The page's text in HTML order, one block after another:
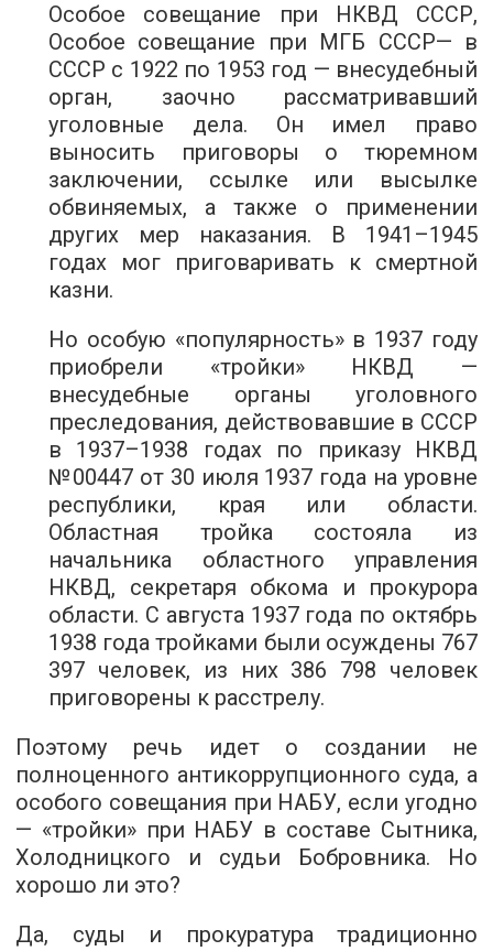
Особое совещание при НКВД СССР,
Особое совещание при МГБ СССР— в
СССР с 1922 по 1953 год — внесудебный
орган, заочно рассматривавший
уголовные дела. Он имел право
выносить приговоры о тюремном
заключении, ссылке или высылке
обвиняемых, а также о применении
других мер наказания. В 1941–1945
годах мог приговаривать к смертной
казни.
Но особую «популярность» в 1937 году
приобрели «тройки» НКВД —
внесудебные органы уголовного
преследования, действовавшие в СССР
в 1937–1938 годах по приказу НКВД
№00447 от 30 июля 1937 года на уровне
республики, края или области.
Областная тройка состояла из
начальника областного управления
НКВД, секретаря обкома и прокурора
области. С августа 1937 года по октябрь
1938 года тройками были осуждены 767
397 человек, из них 386 798 человек
приговорены к расстрелу.
Поэтому речь идет о создании не
полноценного антикоррупционного суда, а
особого совещания при НАБУ, если угодно
— «тройки» при НАБУ в составе Сытника,
Холодницкого и судьи Бобровника. Но
хорошо ли это?
Да, суды и прокуратура традиционно